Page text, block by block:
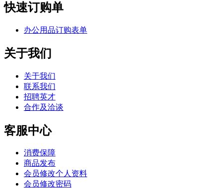
快速订购单
办公用品订购表单
关于我们
关于我们
联系我们
招聘英才
合作及洽谈
客服中心
消费保障
商品发布
会员修改个人资料
会员修改密码